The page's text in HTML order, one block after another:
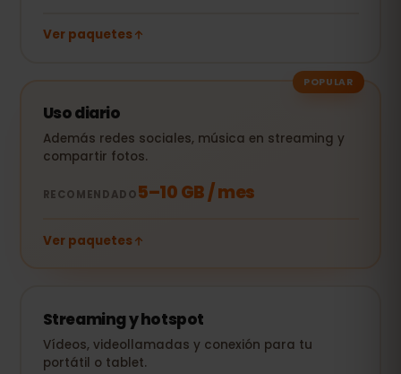
Ver paquetes
POPULAR
Uso diario
Además redes sociales, música en streaming y
compartir fotos.
RECOMENDADO5–10 GB / mes
Ver paquetes
Streaming y hotspot
Vídeos, videollamadas y conexión para tu
portátil o tablet.